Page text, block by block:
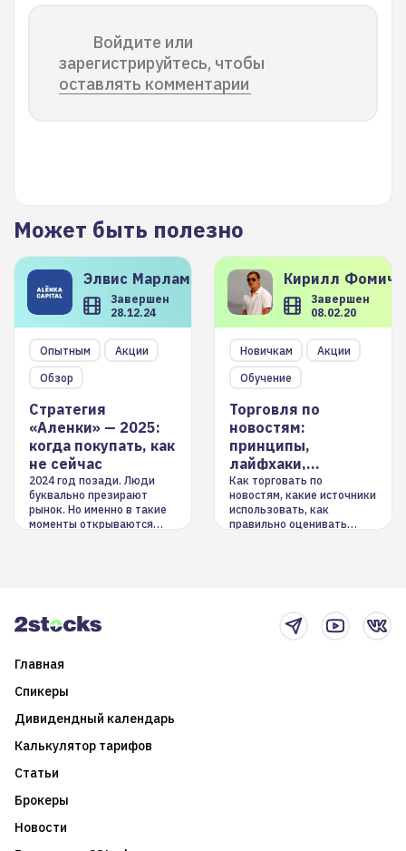
Войдите или
зарегистрируйтесь, чтобы
оставлять комментарии
Может быть полезно
Элвис Марламов
Завершен
28.12.24
Опытным
Акции
Обзор
Стратегия
«Аленки» — 2025:
когда покупать, как
не сейчас
2024 год позади. Люди
буквально презирают
рынок. Но именно в такие
моменты открываются
Кирилл
Завершен
08.02.20
Новичкам
Акции
Обучение
Торговля по
новостям:
принципы,
лайфхаки,
инструменты
Как торговать по
новостям, какие источники
использовать, как
правильно оценивать
Главная
Спикеры
Дивидендный календарь
Калькулятор тарифов
Статьи
Брокеры
Новости